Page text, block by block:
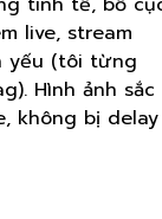
live, stream
yếu (tôi từng
Hình ảnh sắc
không bị delay